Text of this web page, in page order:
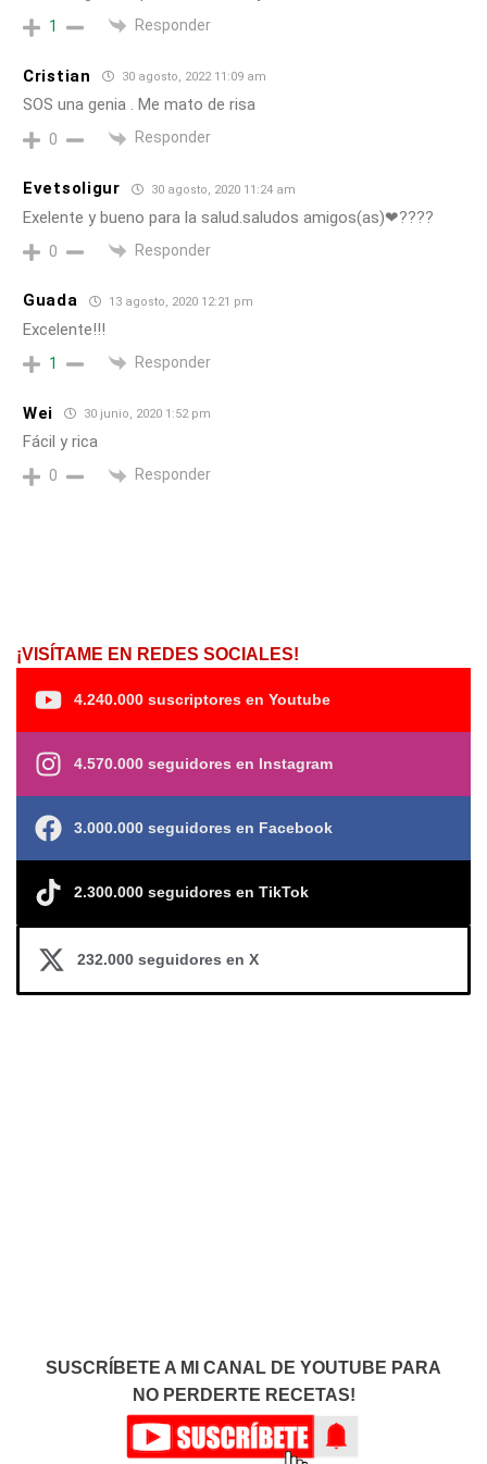
1 Responder
Cristian 30 agosto, 2022 11:09 am
SOS una genia . Me mato de risa
0 Responder
Evetsoligur 30 agosto, 2020 11:24 am
Exelente y bueno para la salud.saludos amigos(as)❤????
0 Responder
Guada 13 agosto, 2020 12:21 pm
Excelente!!!
1 Responder
Wei 30 junio, 2020 1:52 pm
Fácil y rica
0 Responder
¡VISÍTAME EN REDES SOCIALES!
4.240.000 suscriptores en Youtube
4.570.000 seguidores en Instagram
3.000.000 seguidores en Facebook
2.300.000 seguidores en TikTok
232.000 seguidores en X
SUSCRÍBETE A MI CANAL DE YOUTUBE PARA
NO PERDERTE RECETAS!